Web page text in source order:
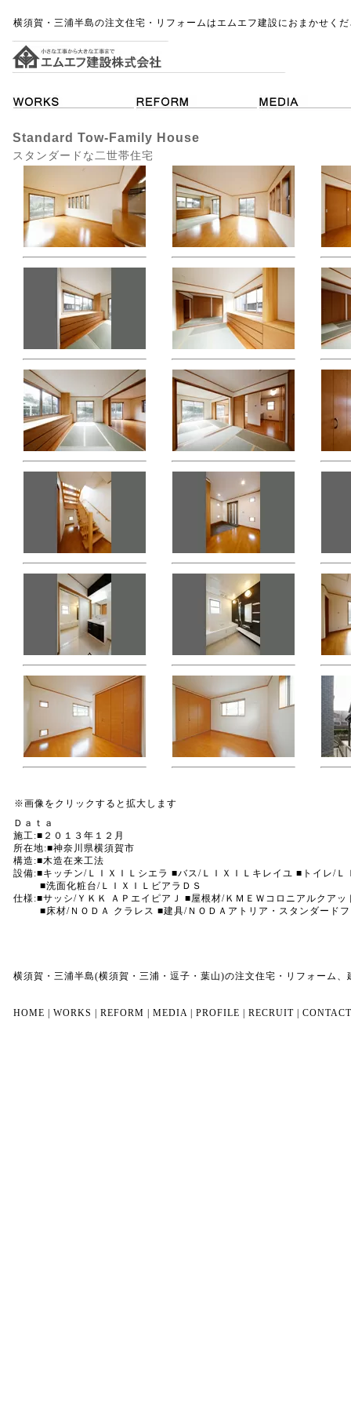
横須賀・三浦半島の注文住宅・リフォームはエムエフ建設におまかせく
Standard Tow-Family House
スタンダードな二世帯住宅
※画像をクリックすると拡大します
Ｄａｔａ
施工:■２０１３年１２月
所在地:■神奈川県横須賀市
構造:■木造在来工法
設備:■キッチン/ＬＩＸＩＬシエラ ■バス/ＬＩＸＩＬキレイユ ■トイレ/Ｌ
■洗面化粧台/ＬＩＸＩＬビアラＤＳ
仕様:■サッシ/ＹＫＫ ＡＰエイピアＪ ■屋根材/ＫＭＥＷコロニアルクア
■床材/ＮＯＤＡ クラレス ■建具/ＮＯＤＡアトリア・スタンダード
横須賀・三浦半島(横須賀・三浦・逗子・葉山)の注文住宅・リフォーム
HOME WORKS REFORM MEDIA PROFILE RECRUIT CONTACT